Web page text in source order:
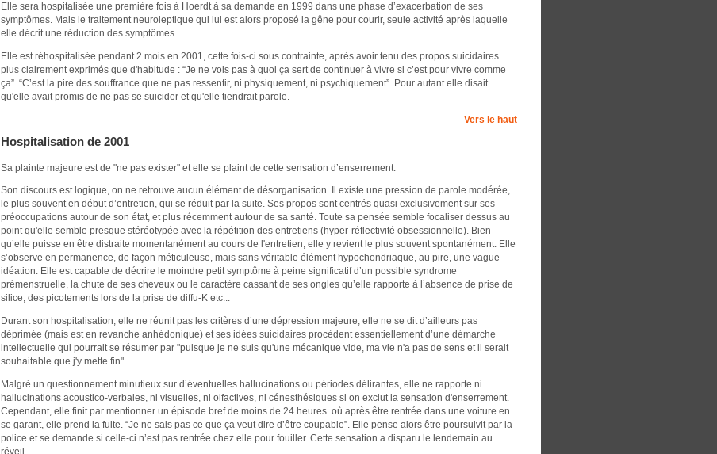
Elle sera hospitalisée une première fois à Hoerdt à sa demande en 1999 dans une phase d’exacerbation de ses
symptômes. Mais le traitement neuroleptique qui lui est alors proposé la gêne pour courir, seule activité après laquelle
elle décrit une réduction des symptômes.
Elle est réhospitalisée pendant 2 mois en 2001, cette fois-ci sous contrainte, après avoir tenu des propos suicidaires
plus clairement exprimés que d'habitude : “Je ne vois pas à quoi ça sert de continuer à vivre si c’est pour vivre comme
ça”. “C’est la pire des souffrance que ne pas ressentir, ni physiquement, ni psychiquement”. Pour autant elle disait
qu'elle avait promis de ne pas se suicider et qu'elle tiendrait parole.
Vers le haut
Hospitalisation de 2001
Sa plainte majeure est de "ne pas exister" et elle se plaint de cette sensation d’enserrement.
Son discours est logique, on ne retrouve aucun élément de désorganisation. Il existe une pression de parole modérée,
le plus souvent en début d’entretien, qui se réduit par la suite. Ses propos sont centrés quasi exclusivement sur ses
préoccupations autour de son état, et plus récemment autour de sa santé. Toute sa pensée semble focaliser dessus au
point qu'elle semble presque stéréotypée avec la répétition des entretiens (hyper-réflectivité obsessionnelle). Bien
qu’elle puisse en être distraite momentanément au cours de l'entretien, elle y revient le plus souvent spontanément. Elle
s’observe en permanence, de façon méticuleuse, mais sans véritable élément hypochondriaque, au pire, une vague
idéation. Elle est capable de décrire le moindre petit symptôme à peine significatif d’un possible syndrome
prémenstruelle, la chute de ses cheveux ou le caractère cassant de ses ongles qu’elle rapporte à l’absence de prise de
silice, des picotements lors de la prise de diffu-K etc...
Durant son hospitalisation, elle ne réunit pas les critères d’une dépression majeure, elle ne se dit d’ailleurs pas
déprimée (mais est en revanche anhédonique) et ses idées suicidaires procèdent essentiellement d’une démarche
intellectuelle qui pourrait se résumer par "puisque je ne suis qu'une mécanique vide, ma vie n'a pas de sens et il serait
souhaitable que j'y mette fin".
Malgré un questionnement minutieux sur d’éventuelles hallucinations ou périodes délirantes, elle ne rapporte ni
hallucinations acoustico-verbales, ni visuelles, ni olfactives, ni cénesthésiques si on exclut la sensation d'enserrement.
Cependant, elle finit par mentionner un épisode bref de moins de 24 heures où après être rentrée dans une voiture en
se garant, elle prend la fuite. “Je ne sais pas ce que ça veut dire d’être coupable”. Elle pense alors être poursuivit par la
police et se demande si celle-ci n’est pas rentrée chez elle pour fouiller. Cette sensation a disparu le lendemain au
réveil.